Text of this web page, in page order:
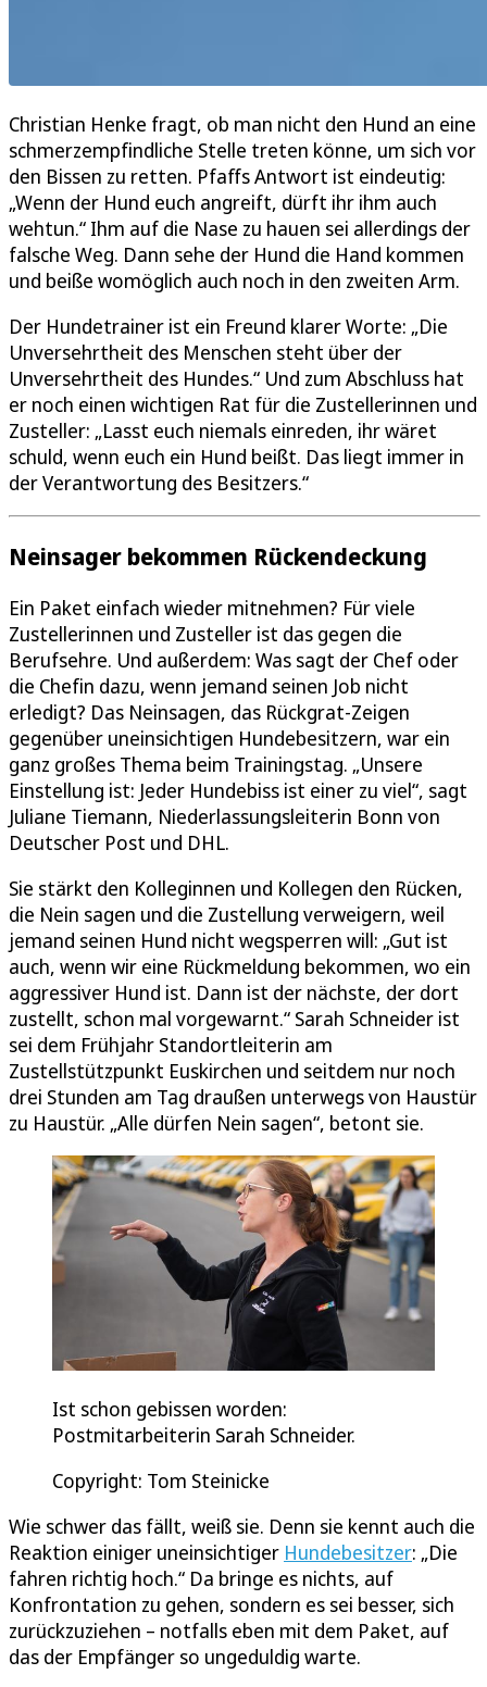
Christian Henke fragt, ob man nicht den Hund an eine
schmerzempfindliche Stelle treten könne, um sich vor
den Bissen zu retten. Pfaffs Antwort ist eindeutig:
„Wenn der Hund euch angreift, dürft ihr ihm auch
wehtun.“ Ihm auf die Nase zu hauen sei allerdings der
falsche Weg. Dann sehe der Hund die Hand kommen
und beiße womöglich auch noch in den zweiten Arm.
Der Hundetrainer ist ein Freund klarer Worte: „Die
Unversehrtheit des Menschen steht über der
Unversehrtheit des Hundes.“ Und zum Abschluss hat
er noch einen wichtigen Rat für die Zustellerinnen und
Zusteller: „Lasst euch niemals einreden, ihr wäret
schuld, wenn euch ein Hund beißt. Das liegt immer in
der Verantwortung des Besitzers.“
Neinsager bekommen Rückendeckung
Ein Paket einfach wieder mitnehmen? Für viele
Zustellerinnen und Zusteller ist das gegen die
Berufsehre. Und außerdem: Was sagt der Chef oder
die Chefin dazu, wenn jemand seinen Job nicht
erledigt? Das Neinsagen, das Rückgrat-Zeigen
gegenüber uneinsichtigen Hundebesitzern, war ein
ganz großes Thema beim Trainingstag. „Unsere
Einstellung ist: Jeder Hundebiss ist einer zu viel“, sagt
Juliane Tiemann, Niederlassungsleiterin Bonn von
Deutscher Post und DHL.
Sie stärkt den Kolleginnen und Kollegen den Rücken,
die Nein sagen und die Zustellung verweigern, weil
jemand seinen Hund nicht wegsperren will: „Gut ist
auch, wenn wir eine Rückmeldung bekommen, wo ein
aggressiver Hund ist. Dann ist der nächste, der dort
zustellt, schon mal vorgewarnt.“ Sarah Schneider ist
sei dem Frühjahr Standortleiterin am
Zustellstützpunkt Euskirchen und seitdem nur noch
drei Stunden am Tag draußen unterwegs von Haustür
zu Haustür. „Alle dürfen Nein sagen“, betont sie.
Ist schon gebissen worden:
Postmitarbeiterin Sarah Schneider.
Copyright: Tom Steinicke
Wie schwer das fällt, weiß sie. Denn sie kennt auch die
Reaktion einiger uneinsichtiger Hundebesitzer: „Die
fahren richtig hoch.“ Da bringe es nichts, auf
Konfrontation zu gehen, sondern es sei besser, sich
zurückzuziehen – notfalls eben mit dem Paket, auf
das der Empfänger so ungeduldig warte.